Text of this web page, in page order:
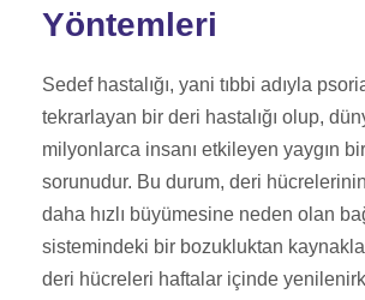
Yöntemleri
Sedef hastalığı, yani tıbbi adıyla
tekrarlayan bir deri hastalığı olup,
milyonlarca insanı etkileyen yaygın
sorunudur. Bu durum, deri
daha hızlı büyümesine neden olan
sistemindeki bir bozukluktan
deri hücreleri haftalar içinde